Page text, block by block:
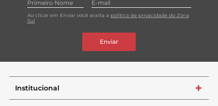
Ao clicar em Enviar você aceita a política de privacidade do Zona
Sul
Enviar
Institucional +